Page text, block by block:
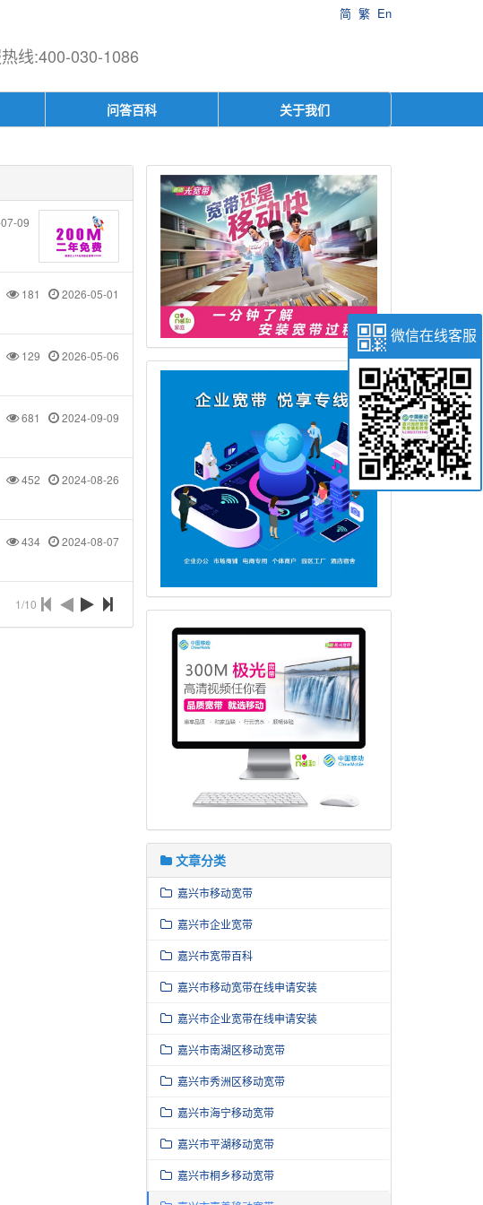
微信在线客服
简 繁 En
线:400-030-1086
问答百科 关于我们
09
181 2026-05-01
129 2026-05-06
681 2024-09-09
452 2024-08-26
434 2024-08-07
1/10
文章分类
嘉兴市移动宽带
嘉兴市企业宽带
嘉兴市宽带百科
嘉兴市移动宽带在线申请安装
嘉兴市企业宽带在线申请安装
嘉兴市南湖区移动宽带
嘉兴市秀洲区移动宽带
嘉兴市海宁移动宽带
嘉兴市平湖移动宽带
嘉兴市桐乡移动宽带